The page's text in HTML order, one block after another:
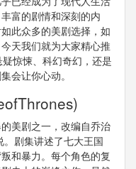
富的剧情和深刻的内
此众多的美剧选择，如
天我们就为大家精心推
惊悚、科幻奇幻，还是
会让你心动。
美剧之一，改编自乔治
。剧集讲述了七大王国
和暴力。每个角色的复